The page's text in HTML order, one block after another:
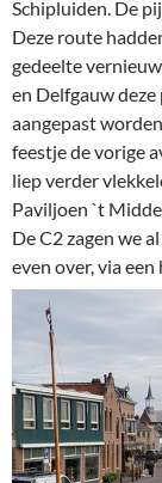
Schipluiden. De
Deze route
gedeelte
en Delfgauw
aangepast
feestje de vorige
liep verder
Paviljoen `t
De C2 zagen we
even over, via